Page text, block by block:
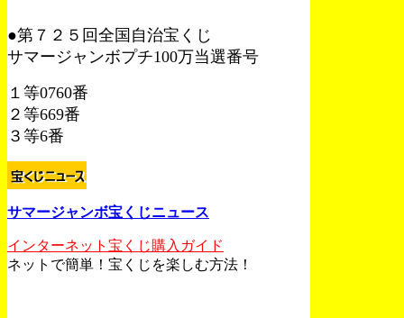
●第７２５回全国自治宝くじ
サマージャンボプチ100万当選番号
１等0760番
２等669番
３等6番
サマージャンボ宝くじニュース
インターネット宝くじ購入ガイド
ネットで簡単！宝くじを楽しむ方法！